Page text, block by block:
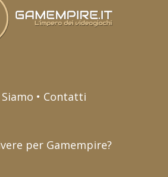
Siamo • Contatti
per Gamempire?